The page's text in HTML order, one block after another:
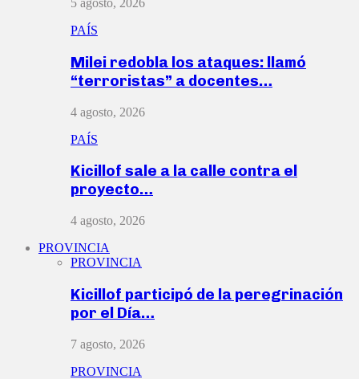
5 agosto, 2026
PAÍS
Milei redobla los ataques: llamó
“terroristas” a docentes…
4 agosto, 2026
PAÍS
Kicillof sale a la calle contra el
proyecto…
4 agosto, 2026
PROVINCIA
PROVINCIA
Kicillof participó de la peregrinación
por el Día…
7 agosto, 2026
PROVINCIA